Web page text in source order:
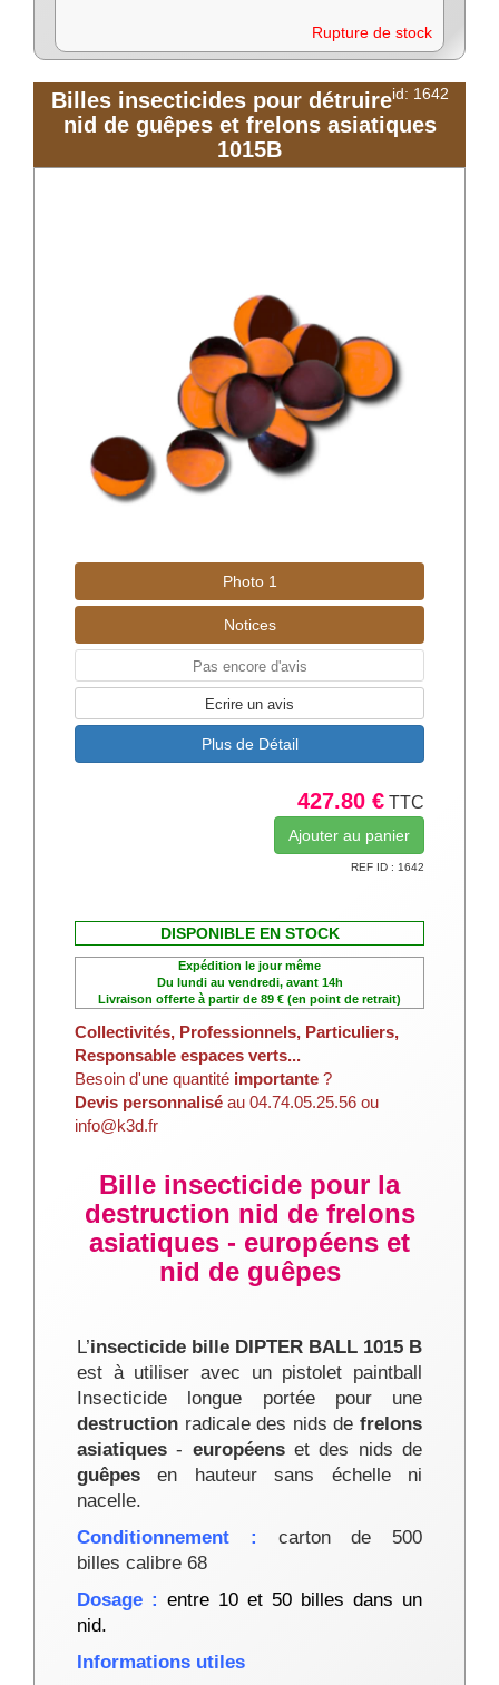
Rupture de stock
id: 1642
Billes insecticides pour détruire
nid de guêpes et frelons asiatiques
1015B
Photo 1
Notices
Pas encore d'avis
Ecrire un avis
Plus de Détail
427.80 € TTC
REF ID : 1642
DISPONIBLE EN STOCK
Expédition le jour même
Du lundi au vendredi, avant 14h
Livraison offerte à partir de 89 € (en point de retrait)
Collectivités, Professionnels, Particuliers,
Responsable espaces verts...
Besoin d'une quantité importante ?
Devis personnalisé au 04.74.05.25.56 ou
info@k3d.fr
Bille insecticide pour la
destruction nid de frelons
asiatiques - européens et
nid de guêpes
L’insecticide bille DIPTER BALL 1015 B
est à utiliser avec un pistolet paintball
Insecticide longue portée pour une
destruction radicale des nids de frelons
asiatiques - européenset des nids de
guêpes en hauteur sans échelle ni
nacelle.
Conditionnement :
carton de 500
billes calibre 68
Dosage : entre 10 et 50 billes dans un
nid.
Informations utiles